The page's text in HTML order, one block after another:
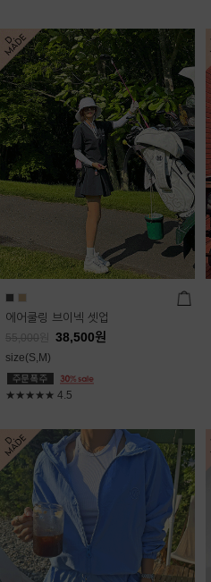
에어쿨링 브이넥 셋업
55,000 38,500원
size(S,M)
★★★★★ 4.5